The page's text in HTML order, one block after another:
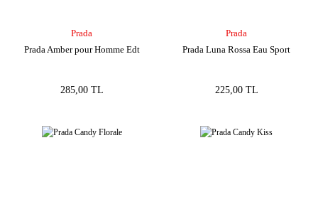
Prada
Prada Amber pour Homme Edt
285,00 TL
Prada
Prada Luna Rossa Eau Sport
225,00 TL